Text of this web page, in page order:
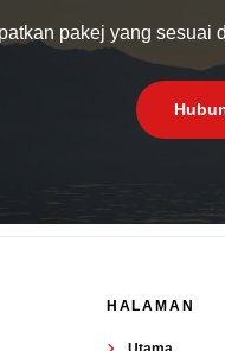
pakej yang sesuai
HALAMAN